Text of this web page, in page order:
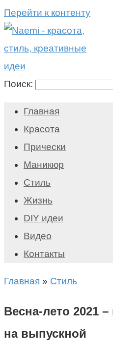
Перейти к контенту
Поиск:
Главная
Красота
Прически
Маникюр
Стиль
Жизнь
DIY идеи
Видео
Контакты
Главная » Стиль
Весна-лето 2021
на выпускной